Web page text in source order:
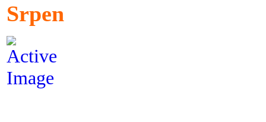
Srpen